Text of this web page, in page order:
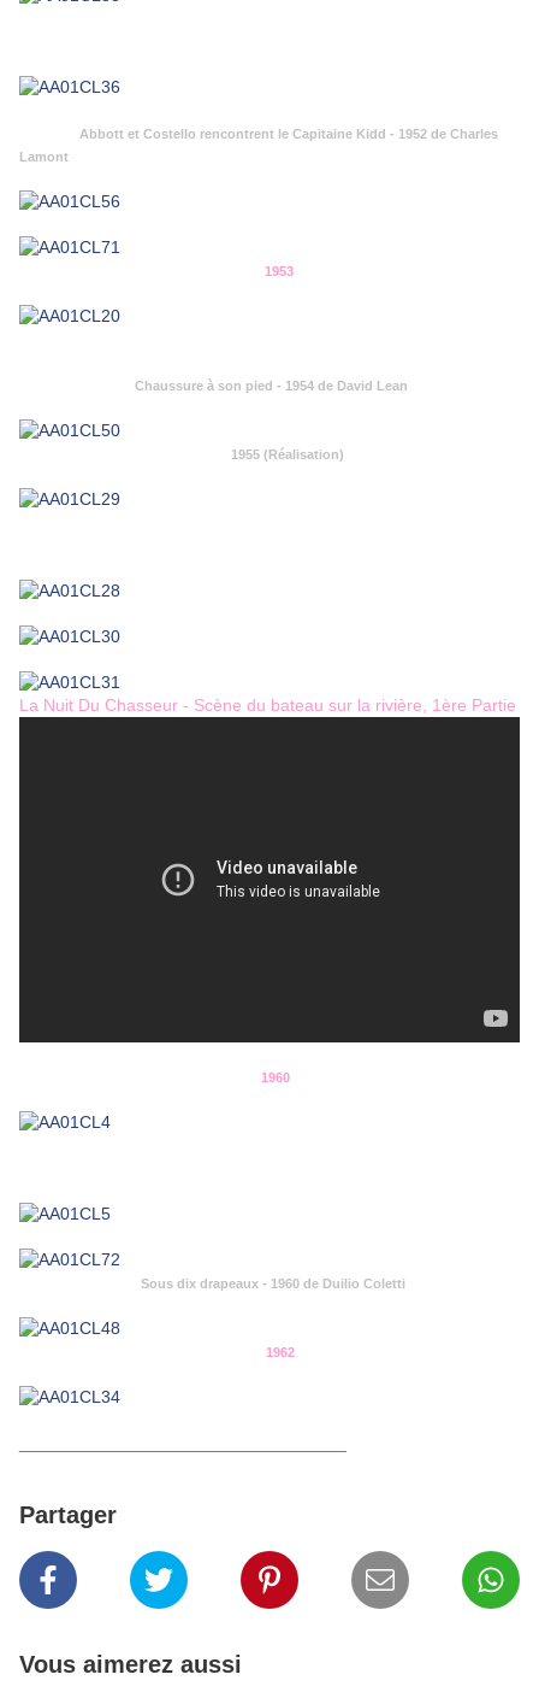
Abbott et Costello rencontrent le Capitaine Kidd - 1952 de Charles
Lamont
1953
Chaussure à son pied - 1954 de David Lean
1955 (Réalisation)
La Nuit Du Chasseur - Scène du bateau sur la rivière, 1ère Partie
1960
Sous dix drapeaux - 1960 de Duilio Coletti
1962
Partager
Vous aimerez aussi